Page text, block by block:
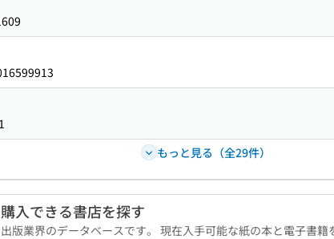
もっと見る（全29件）
入できる書店を探す
版業界のデータベースです。 現在入手可能な紙の本と電子書籍